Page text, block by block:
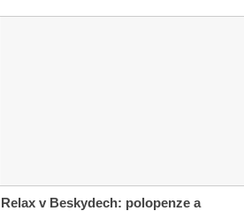
Relax v Beskydech: polopenze a